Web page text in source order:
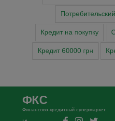
Кредит на покупку
Кредит 60000 грн
ФКС
Финансово-кредитный супермаркет